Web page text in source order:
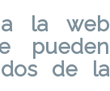
la web
pueden
de la